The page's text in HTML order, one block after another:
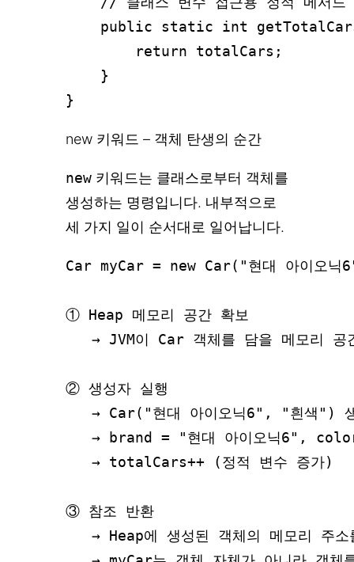
public static int
        return totalCars;
    }
new 키워드 – 객체 탄생의 순간
new 키워드는 클래스로부터 객체를
생성하는 명령입니다. 내부적으로
세 가지 일이 순서대로 일어납니다.
Car myCar = new Car("현대 아이오
① Heap 메모리 공간 확보
→ JVM이 Car 객체를 담을 메모리 공
② 생성자 실행
→ Car("현대 아이오닉6", "흰색")
→ brand = "현대 아이오닉6",
   → totalCars++ (정적 변수 증가)
③ 참조 반환
→ Heap에 생성된 객체의 메모리 주